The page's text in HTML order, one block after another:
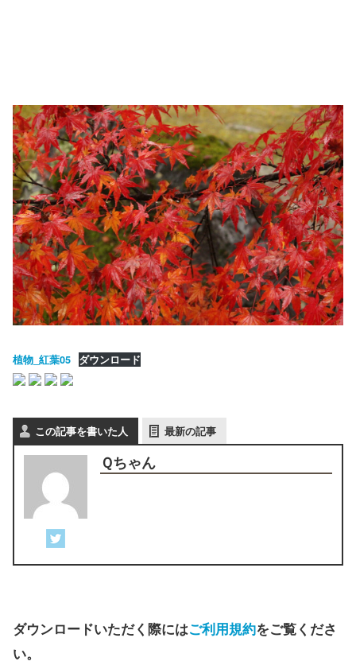
植物_紅葉05 ダウンロード
この記事を書いた人 最新の記事
Ｑちゃん
ダウンロードいただく際にはご利用規約をご覧くださ
い。